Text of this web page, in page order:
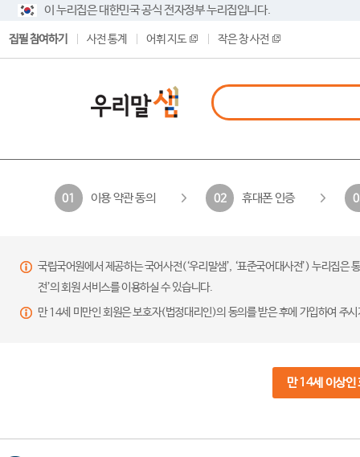
이 누리집은 대한민국 공식 전자정부 누리집입니다.
집필 참여하기 사전 통계 어휘 지도 작은 창 사전
01 이용 약관 동의 02 휴대폰 인증
국립국어원에서 제공하는 국어사전(‘우리말샘’, ‘표준국어대사전’) 누리집
전’의 회원 서비스를 이용하실 수 있습니다.
만 14세 미만인 회원은 보호자(법정대리인)의 동의를 받은 후에 가입하여 주
만 14세 이상인